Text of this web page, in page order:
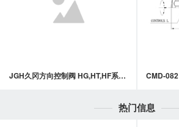
JGH久冈方向控制阀 HG,HT,HF系列中止阀 CMD-082
热门信息